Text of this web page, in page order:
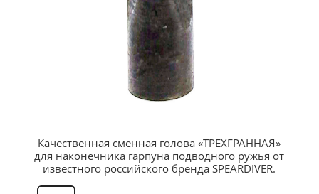
Качественная сменная голова «ТРЕХГРАННАЯ»
для наконечника гарпуна подводного ружья от
известного российского бренда SPEARDIVER.